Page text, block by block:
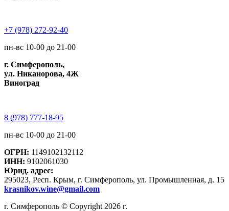
+7 (978) 272-92-40
пн-вс 10-00 до 21-00
г. Симферополь,
ул. Никанорова, 4Ж
Виноград
8 (978) 777-18-95
пн-вс 10-00 до 21-00
ОГРН: 1149102132112
ИНН: 9102061030
Юрид. адрес:
295023, Респ. Крым, г. Симферополь, ул. Промышленная, д. 15
krasnikov.wine@gmail.com
г. Симферополь © Copyright 2026 г.